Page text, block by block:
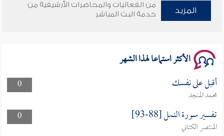
سلسلة محاضرات نفحات رمضانية 1444هـ
المزيد
من الفعاليات والمحاضرات الأرشيفية من
خدمة البث المباشر
الأكثر استماعا لهذا الشهر
0 أقبل على نفسك
محمد المنجد
0
تفسير سورة النمل [88-93]
المنتصر الكتاني